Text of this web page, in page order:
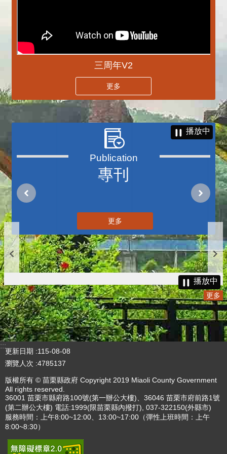
三周年V2
更多
專刊
播放中
更多
播放中
更多
:::
更新日期
115-08-08
瀏覽人次 4785137
版權所有 © 苗栗縣政府 Copyright 2019 Miaoli County Government
All rights reserved.
36001 苗栗市縣府路100號(第一辦公大樓)、36046 苗栗市府前路1號
(第二辦公大樓) 電話:1999(限苗栗縣內撥打), 037-322150(外縣市)
服務時間：上午8:00~12:00、13:00~17:00（彈性上班時間：上午
8:00~8:30）